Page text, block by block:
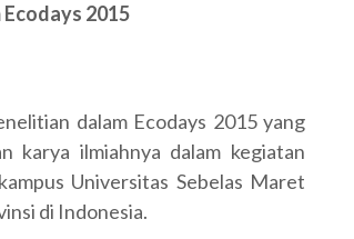
2015
dalam Ecodays 2015 yang
karya ilmiahnya dalam kegiatan
Universitas Sebelas Maret
di Indonesia.